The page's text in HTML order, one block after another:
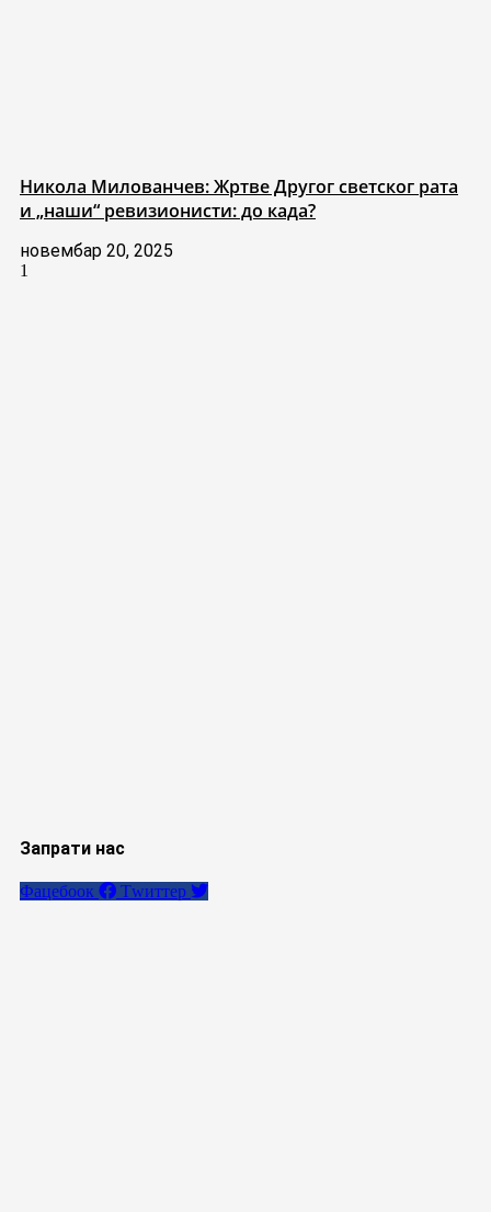
Никола Милованчев: Жртве Другог светског рата
и „наши“ ревизионисти: до када?
новембар 20, 2025
Запрати нас
Фацебоок Тwиттер